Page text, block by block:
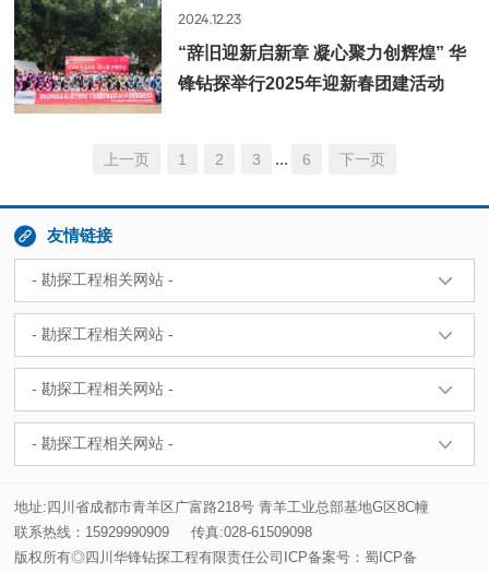
2024.12.23
“辞旧迎新启新章 凝心聚力创辉煌” 华
锋钻探举行2025年迎新春团建活动
上一页 1 2 3 ... 6 下一页
 友情链接
地址:四川省成都市青羊区广富路218号 青羊工业总部基地G区8C幢
联系热线：15929990909
传真:028-61509098
版权所有◎四川华锋钻探工程有限责任公司ICP备案号：蜀ICP备